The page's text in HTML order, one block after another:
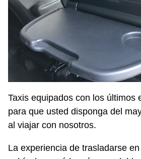
Taxis equipados con los últimos
para que usted disponga del
al viajar con nosotros.
La experiencia de trasladarse